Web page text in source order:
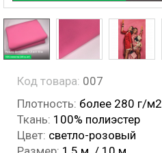
Код товара: 007
Плотность: более 280 г/м2
Ткань: 100% полиэстер
Цвет: светло-розовый